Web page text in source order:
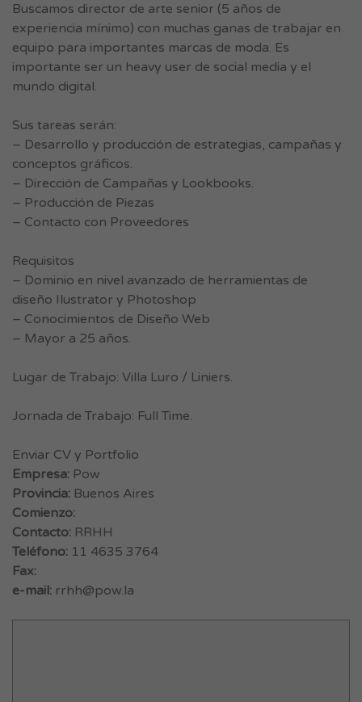
Buscamos director de arte senior (5 años de
experiencia mínimo) con muchas ganas de trabajar en
equipo para importantes marcas de moda. Es
importante ser un heavy user de social media y el
mundo digital.
Sus tareas serán:
– Desarrollo y producción de estrategias, campañas y
conceptos gráficos.
– Dirección de Campañas y Lookbooks.
– Producción de Piezas
– Contacto con Proveedores
Requisitos
– Dominio en nivel avanzado de herramientas de
diseño Ilustrator y Photoshop
– Conocimientos de Diseño Web
– Mayor a 25 años.
Lugar de Trabajo: Villa Luro / Liniers.
Jornada de Trabajo: Full Time.
Enviar CV y Portfolio
Empresa: Pow
Provincia: Buenos Aires
Comienzo:
Contacto: RRHH
Teléfono: 11 4635 3764
Fax:
e-mail: rrhh@pow.la